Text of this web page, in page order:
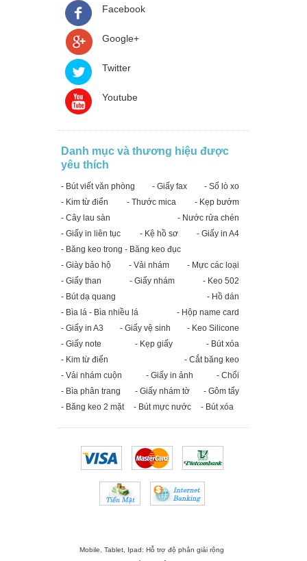
Facebook
Google+
Twitter
Youtube
Danh mục và thương hiệu được
yêu thích
- Bút viết văn phòng - Giấy fax
- Sổ lò xo
- Kim từ điển
- Thước mica
- Kẹp bướm
- Cây lau sàn
- Nước rửa chén
- Giấy in liên tục
- Kệ hồ sơ
- Giấy in A4
- Băng keo trong - Băng keo đục
- Giày bảo hộ
- Vải nhám
- Mực các loại
- Giấy than
- Giấy nhám
- Keo 502
- Bút dạ quang
- Hồ dán
- Bìa lá - Bìa nhiều lá
- Hộp name card
- Giấy in A3
- Giấy vệ sinh
- Keo Silicone
- Giấy note
- Kẹp giấy
- Bút xóa
- Kim từ điển
- Cắt băng keo
- Vải nhám cuộn
- Giấy in ảnh
- Chổi
- Bìa phân trang
- Giấy nhám tờ
- Gôm tẩy
- Băng keo 2 mặt
- Bút mực nước - Bút xóa
Mobile, Tablet, Ipad: Hỗ trợ độ phân giải rộng